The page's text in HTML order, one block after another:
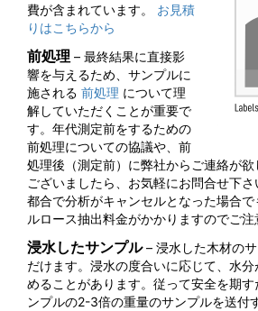
費が含まれています。 お見積
りはこちらから
前処理 – 最終結果に直接影
響を与えるため、サンプルに
施される 前処理 について理
解していただくことが重要で
す。年代測定前をするための
前処理についての協議や、前
処理後（測定前）に弊社からご連絡が
ございましたら、お気軽にお問合せ下
都合で分析がキャンセルとなった場合
ルロース抽出料金がかかりますのでご注
浸水したサンプル– 浸水した木材の
だけます。浸水の度合いに応じて、水
めることがあります。従って安全を期
ンプルの2-3倍の重量のサンプルを送付